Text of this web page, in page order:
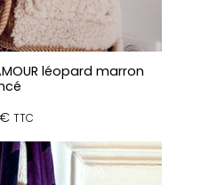
léopard marron
€ TTC